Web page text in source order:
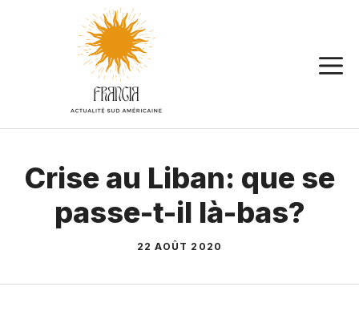
Crise au Liban: que se
passe-t-il là-bas?
22 AOÛT 2020